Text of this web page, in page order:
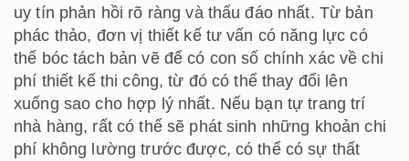
uy tín phản hồi rõ ràng và thấu đáo nhất. Từ bản
phác thảo, đơn vị thiết kế tư vấn có năng lực có
thể bóc tách bản vẽ để có con số chính xác về chi
phí thiết kế thi công, từ đó có thể thay đổi lên
xuống sao cho hợp lý nhất. Nếu bạn tự trang trí
nhà hàng, rất có thể sẽ phát sinh những khoản chi
phí không lường trước được, có thể có sự thất